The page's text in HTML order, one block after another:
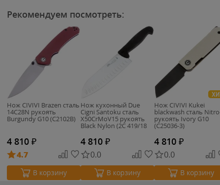
Рекомендуем посмотреть:
Нож CIVIVI Brazen сталь
14C28N рукоять
Burgundy G10 (C2102B)
4 810 ₽
4.7
В корзину
Нож кухонный Due
Cigni Santoku cталь
X50CrMoV15 рукоять
Black Nylon (2C 419/18
4 810 ₽
0.0
В корзину
Нож CIVIVI Kukei
blackwash сталь
рукоять Ivory G10
(C25036-3)
4 810 ₽
0.0
В корзину